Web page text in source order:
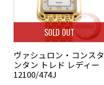
SOLD OUT
ヴァシュロン・コンスタ
ンタン トレド レディー
12100/474J